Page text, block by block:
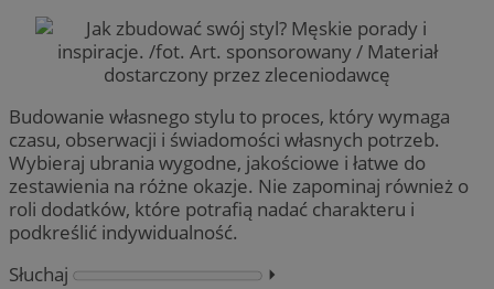
Budowanie własnego stylu to proces, który wymaga
czasu, obserwacji i świadomości własnych potrzeb.
Wybieraj ubrania wygodne, jakościowe i łatwe do
zestawienia na różne okazje. Nie zapominaj również o
roli dodatków, które potrafią nadać charakteru i
podkreślić indywidualność.
Słuchaj
⏵︎